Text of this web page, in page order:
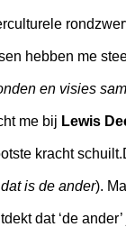
hebben me
en visies
me bij Lewis
kracht
is de ander).
dat ‘de